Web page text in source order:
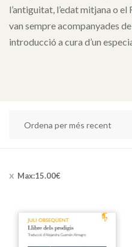
l’antiguitat, l’edat mitjana o
van sempre acompanyades
introducció a cura d’un
Max:15.00€